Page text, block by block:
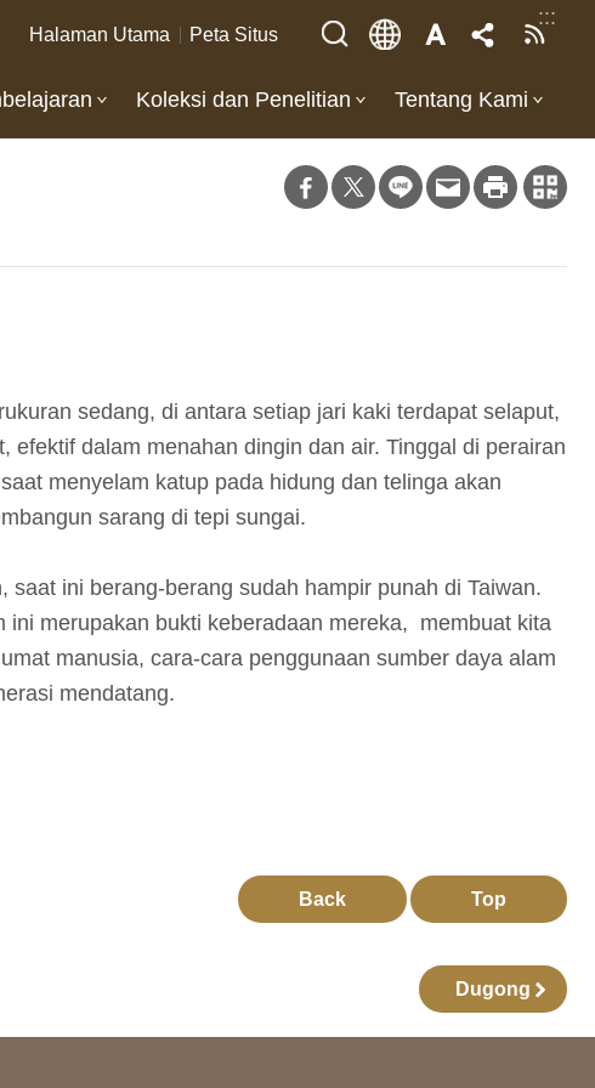
:::
Halaman Utama Peta Situs
Koleksi dan Penelitian Tentang Kami
sedang, di antara setiap jari kaki terdapat selaput,
dalam menahan dingin dan air. Tinggal di perairan
menyelam katup pada hidung dan telinga akan
sarang di tepi sungai.
ini berang-berang sudah hampir punah di Taiwan.
merupakan bukti keberadaan mereka, membuat kita
manusia, cara-cara penggunaan sumber daya alam
mendatang.
Back Top
Dugong